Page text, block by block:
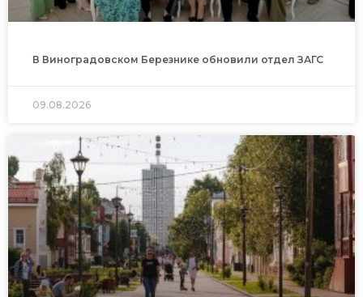
В Виноградовском Березнике обновили отдел ЗАГС
09.08.2026